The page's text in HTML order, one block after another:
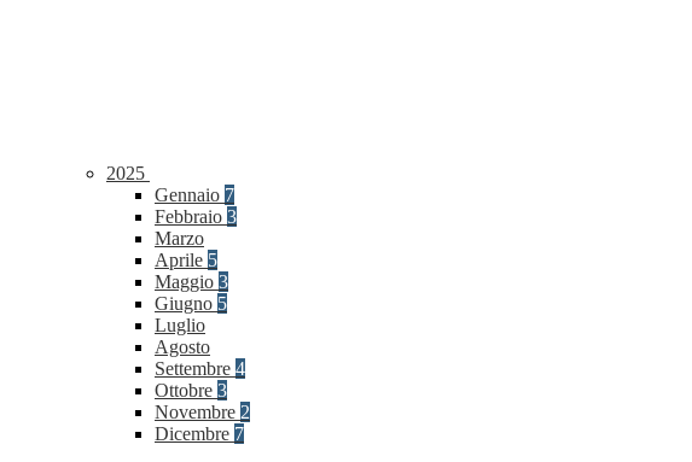
2025
Gennaio 7
Febbraio 3
Marzo
Aprile 5
Maggio 3
Giugno 5
Luglio
Agosto
Settembre 4
Ottobre 3
Novembre 2
Dicembre 7